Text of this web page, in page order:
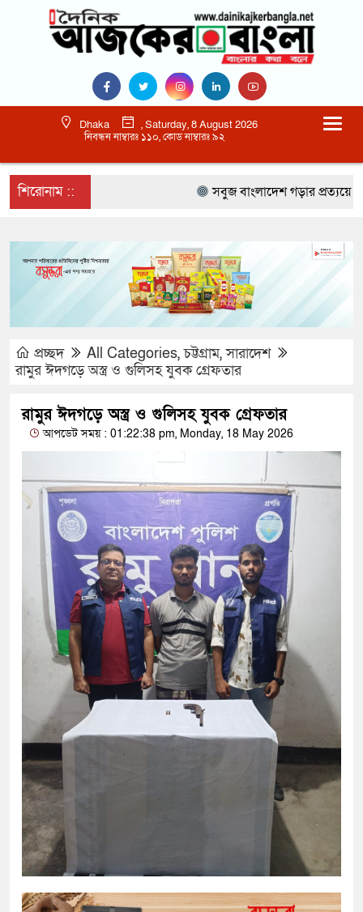
Dhaka
, Saturday, 8 August 2026
নিবন্ধন নাম্বারঃ ১১০, কোড নাম্বারঃ ৯২
শিরোনাম :: সবুজ বাংলাদেশ গড়ার প্রত্যয়ে
প্রচ্ছদ All Categories,চট্টগ্রাম,সারাদেশ
রামুর ঈদগড়ে অস্ত্র ও গুলিসহ যুবক গ্রেফতার
রামুর ঈদগড়ে অস্ত্র ও গুলিসহ যুবক গ্রেফতার
আপডেট সময় : 01:22:38 pm, Monday, 18 May 2026